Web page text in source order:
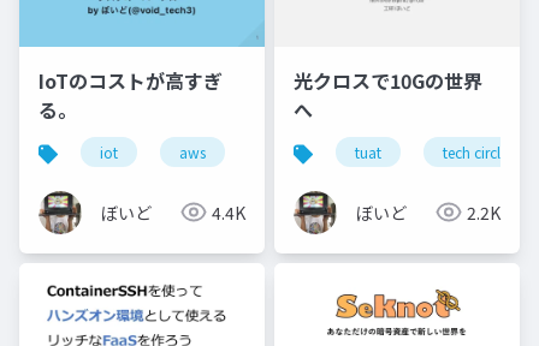
IoTのコストが高すぎ
る。
iot aws ambient mdash
ぼいど 4.4K
光クロスで10Gの世界
へ
tuat tech circle
ぼいど 2.2K